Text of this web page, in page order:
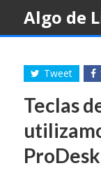
content
Algo de
Tweet
Teclas
ProDesk